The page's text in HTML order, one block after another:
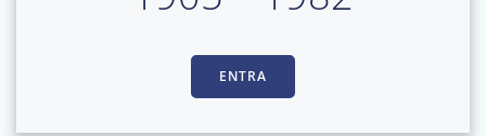
ENTRA